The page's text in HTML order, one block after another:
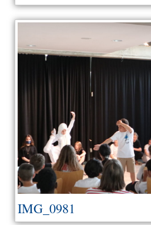
IMG_0981